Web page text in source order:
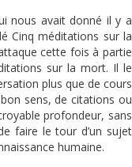
nous avait donné il y a
Cinq méditations sur la
cette fois à partie
sur la mort. Il le
plus que de cours
sens, de citations ou
profondeur, sans
faire le tour d’un sujet
humaine.